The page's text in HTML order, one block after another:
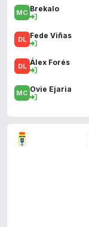
Brekalo
Fede Viñas
Álex Forés
Ovie Ejaria